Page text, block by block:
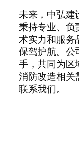
未来，中弘建
秉持专业、负
术实力和服务
保驾护航。公
手，共同为区
消防改造相关
联系我们。